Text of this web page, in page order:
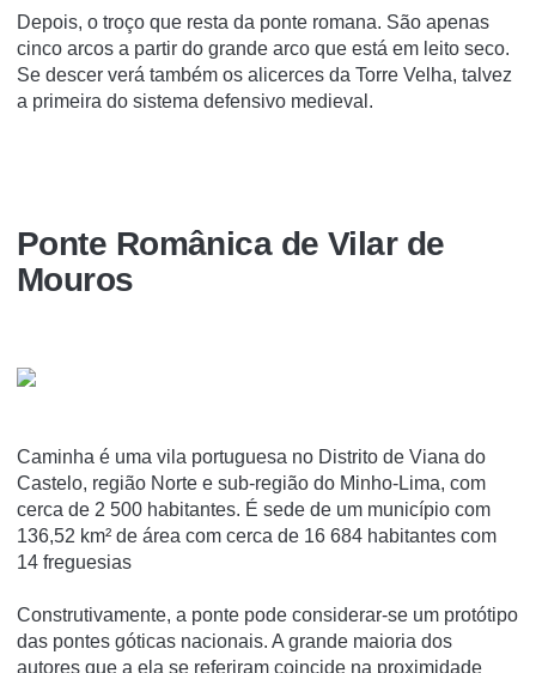
Depois, o troço que resta da ponte romana. São apenas
cinco arcos a partir do grande arco que está em leito seco.
Se descer verá também os alicerces da Torre Velha, talvez
a primeira do sistema defensivo medieval.
Ponte Românica de Vilar de
Mouros
Caminha é uma vila portuguesa no Distrito de Viana do
Castelo, região Norte e sub-região do Minho-Lima, com
cerca de 2 500 habitantes. É sede de um município com
136,52 km² de área com cerca de 16 684 habitantes com
14 freguesias
Construtivamente, a ponte pode considerar-se um protótipo
das pontes góticas nacionais. A grande maioria dos
autores que a ela se referiram coincide na proximidade